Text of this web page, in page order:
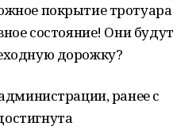
покрытие тротуара
состояние! Они будут
дорожку?
ранее с